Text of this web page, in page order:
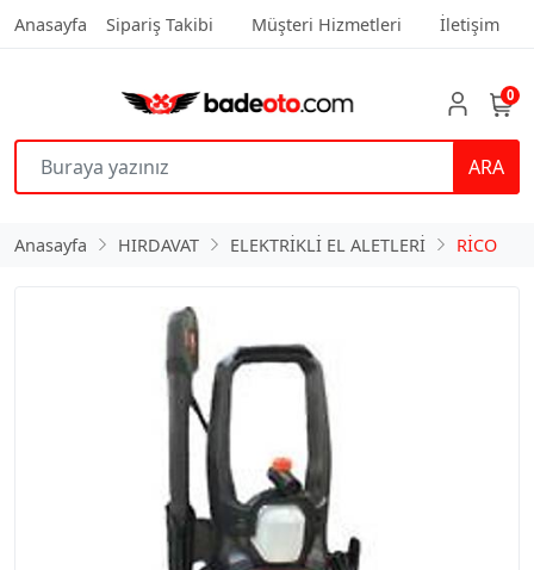
Anasayfa Sipariş Takibi Müşteri Hizmetleri İletişim
ARA
0
Anasayfa HIRDAVAT ELEKTRİKLİ EL ALETLERİ RİCO